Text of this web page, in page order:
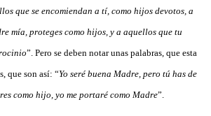
que se encomiendan a tí, como hijos devotos, a
mía, proteges como hijos, y a aquellos que tu
”. Pero se deben notar unas palabras, que esta
que son así: “Yo seré buena Madre, pero tú has de
como hijo, yo me portaré como Madre”.